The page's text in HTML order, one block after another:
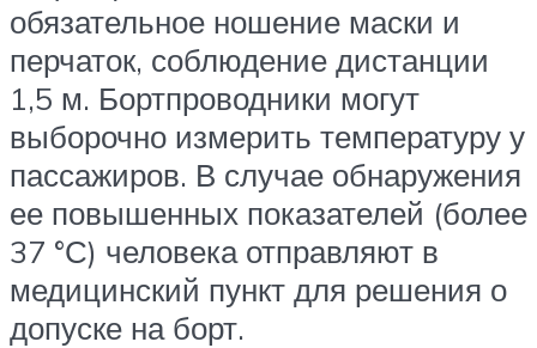
обязательное ношение маски и
перчаток, соблюдение дистанции
1,5 м. Бортпроводники могут
выборочно измерить температуру у
пассажиров. В случае обнаружения
ее повышенных показателей (более
37 °С) человека отправляют в
медицинский пункт для решения о
допуске на борт.